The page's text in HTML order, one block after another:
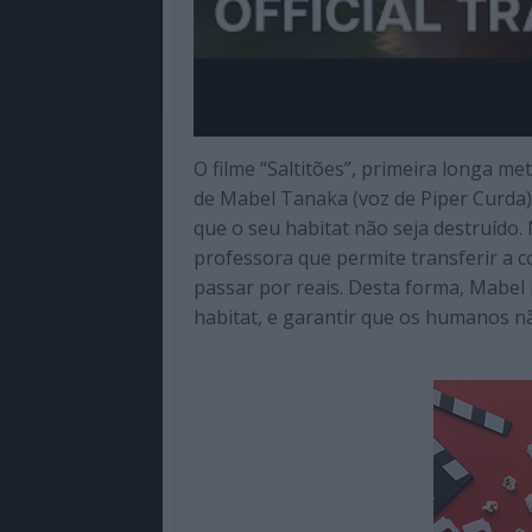
O filme “Saltitões”, primeira longa
de Mabel Tanaka (voz de Piper
que o seu habitat não seja
professora que permite transferir a
passar por reais. Desta forma,
habitat, e garantir que os humanos